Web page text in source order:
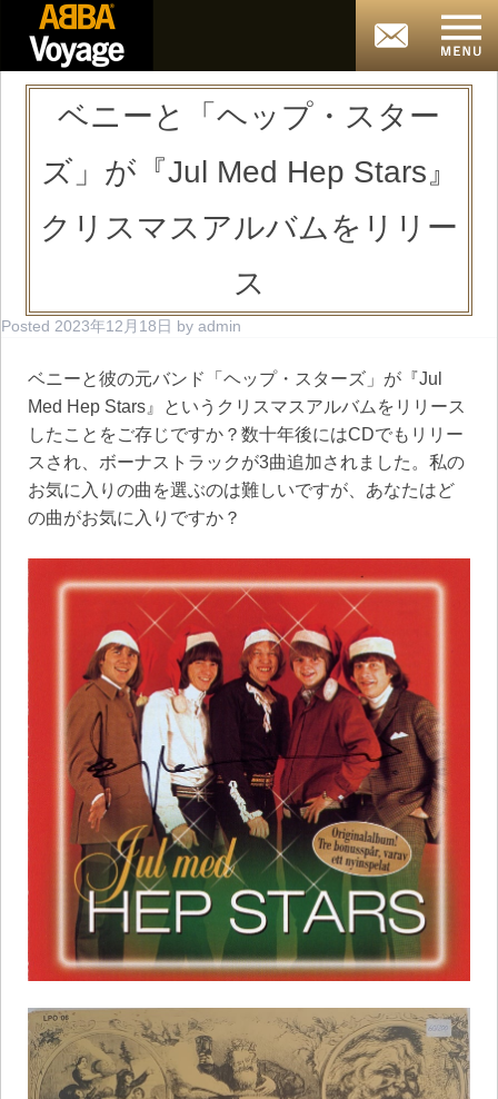
ベニーと「ヘップ・スター
ズ」が『Jul Med Hep Stars』
クリスマスアルバムをリリー
ス
Posted 2023年12月18日 by admin
ベニーと彼の元バンド「ヘップ・スターズ」が『Jul
Med Hep Stars』というクリスマスアルバムをリリース
したことをご存じですか？数十年後にはCDでもリリー
スされ、ボーナストラックが3曲追加されました。私の
お気に入りの曲を選ぶのは難しいですが、あなたはど
の曲がお気に入りですか？